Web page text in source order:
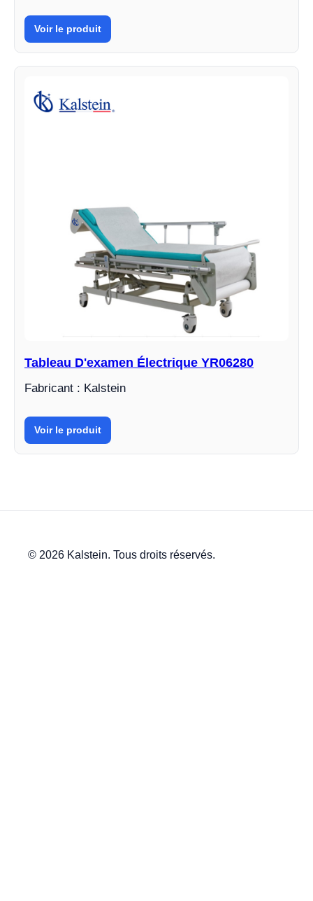
Voir le produit
Tableau D'examen Électrique YR06280
Fabricant : Kalstein
Voir le produit
© 2026 Kalstein. Tous droits réservés.